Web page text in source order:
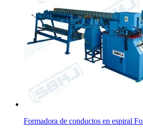
Formadora de conductos en espiral